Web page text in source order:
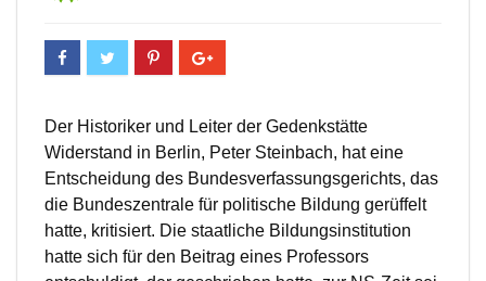
Der Historiker und Leiter der Gedenkstätte
Widerstand in Berlin, Peter Steinbach, hat eine
Entscheidung des Bundesverfassungsgerichts, das
die Bundeszentrale für politische Bildung gerüffelt
hatte, kritisiert. Die staatliche Bildungsinstitution
hatte sich für den Beitrag eines Professors